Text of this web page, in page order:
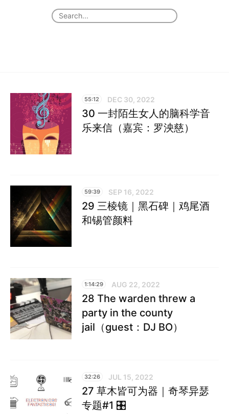
55:12 DEC 30, 2022
30 一封陌生女人的脑科学音
乐来信（嘉宾：罗泱慈）
59:39 SEP 16, 2022
29 三棱镜｜黑石碑｜鸡尾酒
和锡管颜料
1:14:29 AUG 22, 2022
28 The warden threw a
party in the county
jail（guest：DJ BO）
32:26 JUL 15, 2022
27 草木皆可为器｜奇琴异瑟
专题#1 🎛️